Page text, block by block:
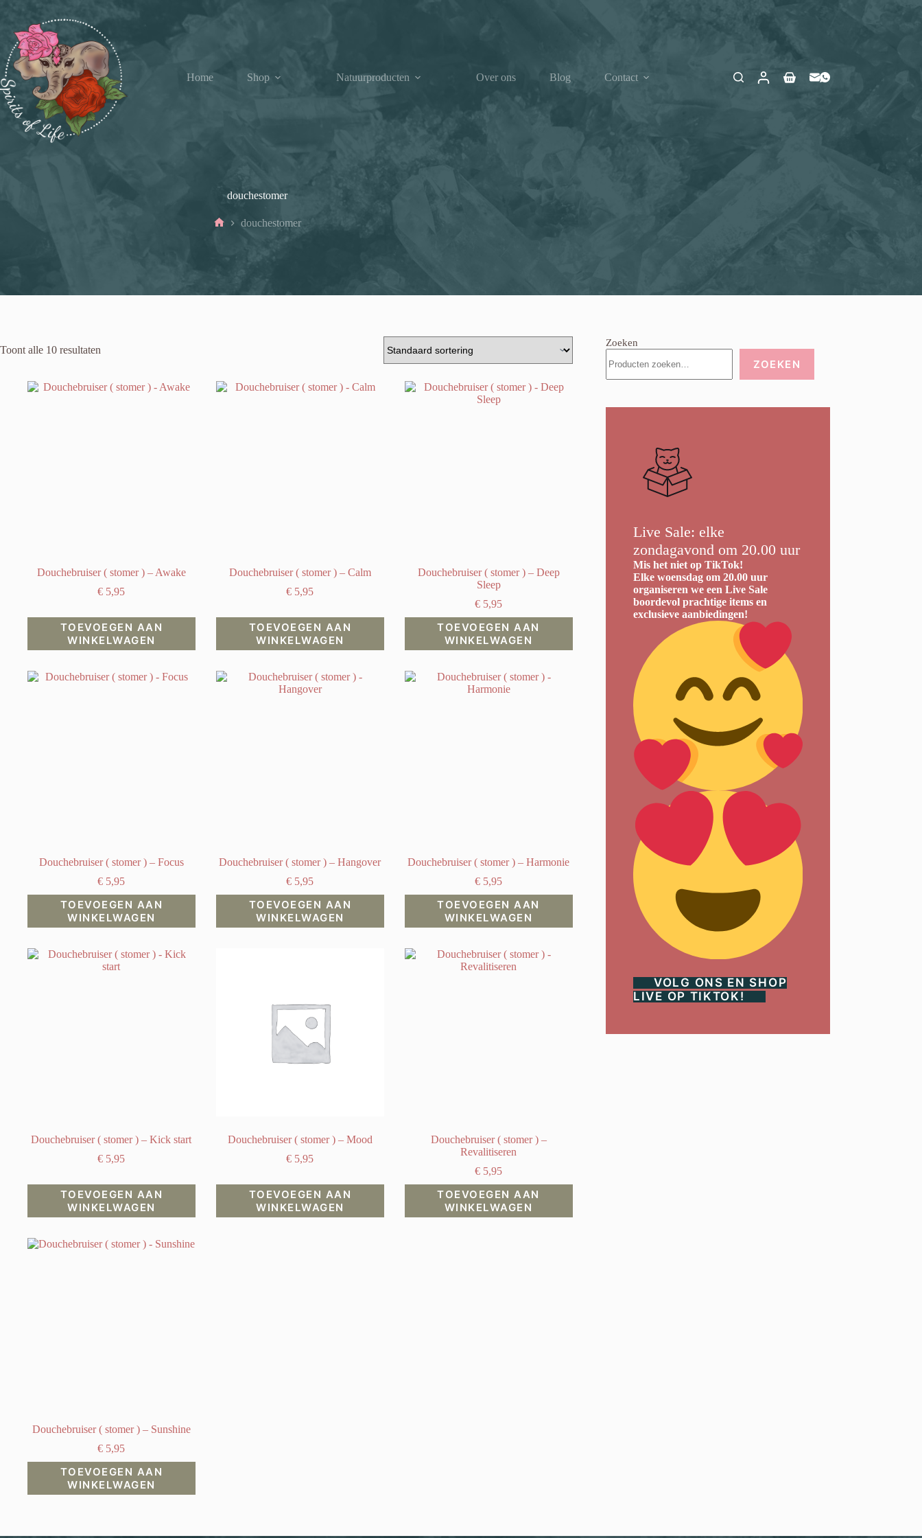
inhoud
Home Shop Natuurproducten Over ons Blog Contact Winkelwagen
douchestomer
douchestomer
Toont alle 10 resultaten
Douchebruiser ( stomer ) – Awake
€ 5,95
TOEVOEGEN AAN
WINKELWAGEN
Douchebruiser ( stomer ) – Calm
€ 5,95
TOEVOEGEN AAN
WINKELWAGEN
Douchebruiser ( stomer ) – Deep
Sleep
€ 5,95
TOEVOEGEN AAN
WINKELWAGEN
Douchebruiser ( stomer ) – Focus
€ 5,95
TOEVOEGEN AAN
WINKELWAGEN
Douchebruiser ( stomer ) – Hangover
€ 5,95
TOEVOEGEN AAN
WINKELWAGEN
Douchebruiser ( stomer ) – Harmonie
€ 5,95
TOEVOEGEN AAN
WINKELWAGEN
Douchebruiser ( stomer ) – Kick start
€ 5,95
TOEVOEGEN AAN
WINKELWAGEN
Douchebruiser ( stomer ) – Mood
€ 5,95
TOEVOEGEN AAN
WINKELWAGEN
Douchebruiser ( stomer ) –
Revalitiseren
€ 5,95
TOEVOEGEN AAN
WINKELWAGEN
Douchebruiser ( stomer ) – Sunshine
€ 5,95
TOEVOEGEN AAN
WINKELWAGEN
Zoeken
ZOEKEN
Live Sale: elke
zondagavond om 20.00 uur
Mis het niet op TikTok!
Elke woensdag om 20.00 uur
organiseren we een Live Sale
boordevol prachtige items en
exclusieve aanbiedingen!
VOLG ONS EN SHOP
LIVE OP TIKTOK!